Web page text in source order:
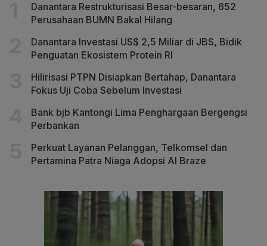
Danantara Restrukturisasi Besar-besaran, 652
Perusahaan BUMN Bakal Hilang
Danantara Investasi US$ 2,5 Miliar di JBS, Bidik
Penguatan Ekosistem Protein RI
Hilirisasi PTPN Disiapkan Bertahap, Danantara
Fokus Uji Coba Sebelum Investasi
Bank bjb Kantongi Lima Penghargaan Bergengsi
Perbankan
Perkuat Layanan Pelanggan, Telkomsel dan
Pertamina Patra Niaga Adopsi AI Braze